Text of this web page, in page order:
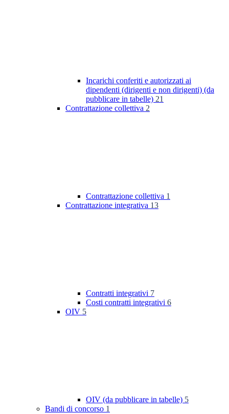
Incarichi conferiti e autorizzati ai
dipendenti (dirigenti e non dirigenti) (da
pubblicare in tabelle) 21
Contrattazione collettiva 2
Contrattazione collettiva 1
Contrattazione integrativa 13
Contratti integrativi 7
Costi contratti integrativi 6
OIV 5
OIV (da pubblicare in tabelle) 5
Bandi di concorso 1